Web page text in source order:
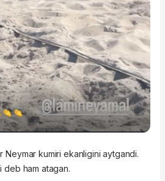
Neymar kumiri ekanligini aytgandi.
deb ham atagan.